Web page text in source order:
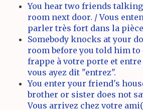
You hear two friends
room next door. / Vous
parler très fort dans la
Somebody knocks at your
room before you told him to
frappe à votre porte et
vous ayez dit "entrez".
You enter your friend's
brother or sister does not
Vous arrivez chez votre